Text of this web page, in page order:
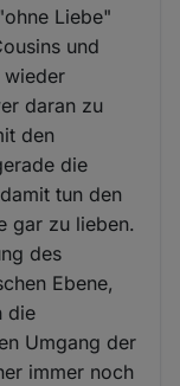
Liebe"
und
wieder
daran zu
den
die
tun den
gar zu lieben.
des
Ebene,
die
Umgang der
immer noch